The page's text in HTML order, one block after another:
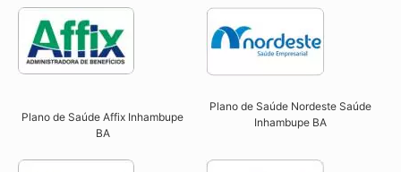
Plano de Saúde Affix Inhambupe
BA​
Plano de Saúde Nordeste Saúde
Inhambupe BA